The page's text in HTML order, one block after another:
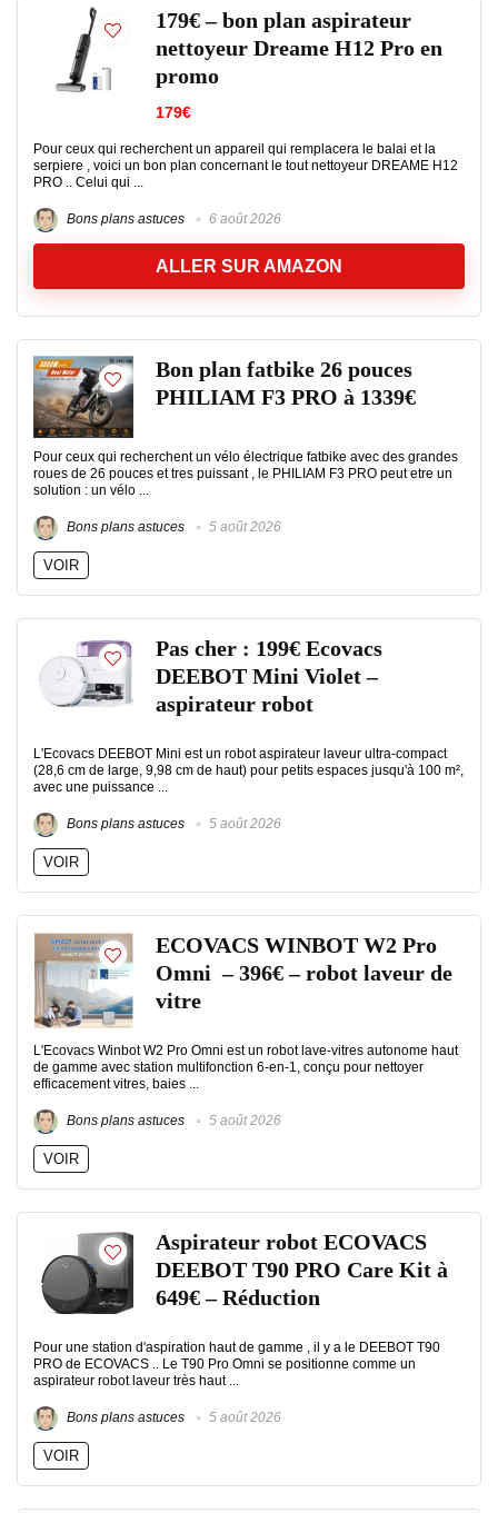
179€ – bon plan aspirateur
nettoyeur Dreame H12 Pro en
promo
179€
Pour ceux qui recherchent un appareil qui remplacera le balai et la
serpiere , voici un bon plan concernant le tout nettoyeur DREAME H12
PRO .. Celui qui ...
Bons plans astuces 6 août 2026
ALLER SUR AMAZON
Bon plan fatbike 26 pouces
PHILIAM F3 PRO à 1339€
Pour ceux qui recherchent un vélo électrique fatbike avec des grandes
roues de 26 pouces et tres puissant , le PHILIAM F3 PRO peut etre un
solution : un vélo ...
Bons plans astuces 5 août 2026
VOIR
Pas cher : 199€ Ecovacs
DEEBOT Mini Violet –
aspirateur robot
L'Ecovacs DEEBOT Mini est un robot aspirateur laveur ultra-compact
(28,6 cm de large, 9,98 cm de haut) pour petits espaces jusqu'à 100 m²,
avec une puissance ...
Bons plans astuces 5 août 2026
VOIR
ECOVACS WINBOT W2 Pro
Omni – 396€ – robot laveur de
vitre
L'Ecovacs Winbot W2 Pro Omni est un robot lave-vitres autonome haut
de gamme avec station multifonction 6-en-1, conçu pour nettoyer
efficacement vitres, baies ...
Bons plans astuces 5 août 2026
VOIR
Aspirateur robot ECOVACS
DEEBOT T90 PRO Care Kit à
649€ – Réduction
Pour une station d'aspiration haut de gamme , il y a le DEEBOT T90
PRO de ECOVACS .. Le T90 Pro Omni se positionne comme un
aspirateur robot laveur très haut ...
Bons plans astuces 5 août 2026
VOIR